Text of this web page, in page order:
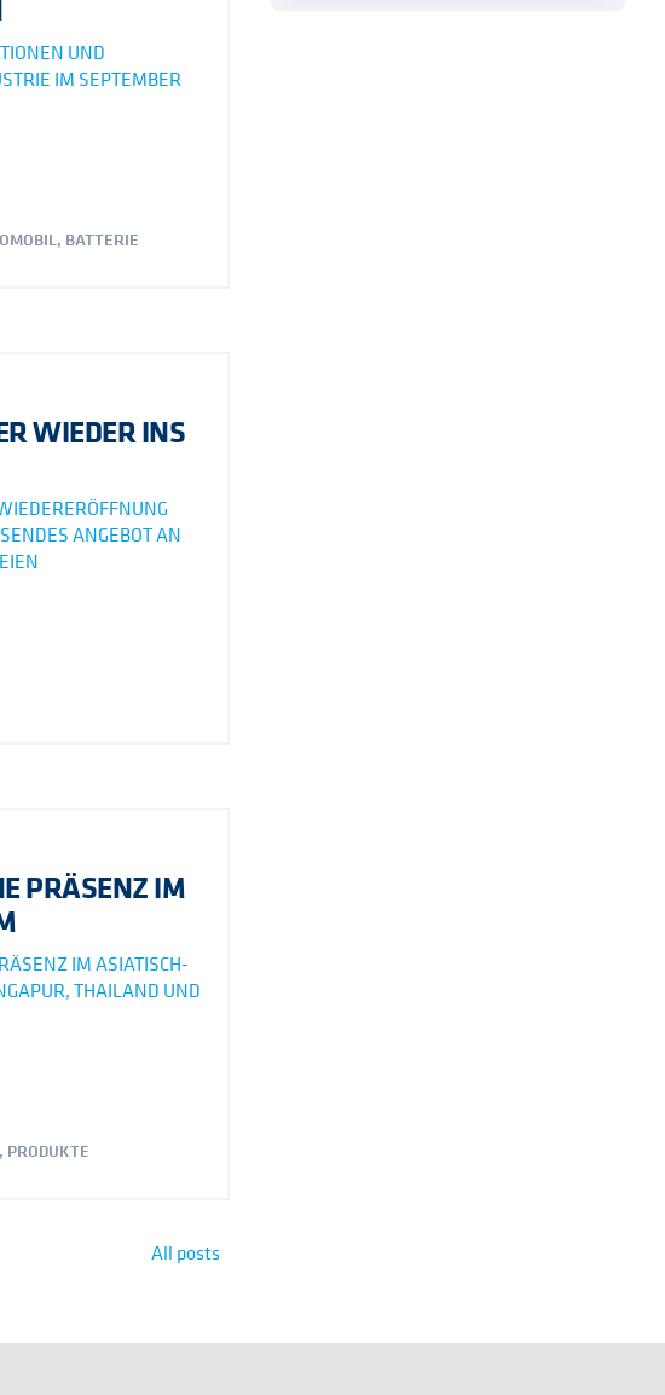
UND
IM SEPTEMBER
, BATTERIE
WIEDER INS
ANGEBOT AN
PRÄSENZ IM
IM ASIATISCH-
THAILAND UND
, PRODUKTE
All posts